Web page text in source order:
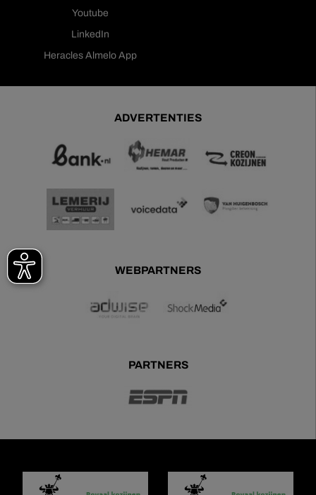
Youtube
LinkedIn
Heracles Almelo App
ADVERTENTIES
WEBPARTNERS
PARTNERS